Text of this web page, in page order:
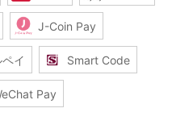
J-Coin Pay
ペイ Smart Code
Pay